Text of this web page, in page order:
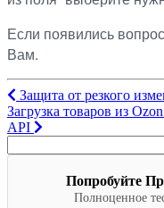
Если появились
Вам.
Навигация
по
Защита от резкого
Загрузка товаров из
API
Попробуйте
Полноценное